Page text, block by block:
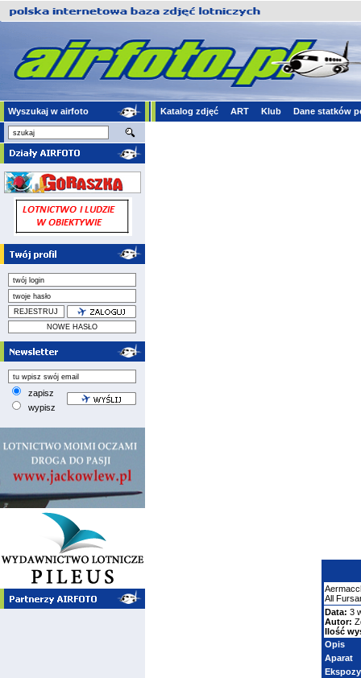
Wyszukaj w airfoto Katalog zdjęć ART Klub Dane statków
zapisz
wypisz
All
Data: 3
Autor:
Ilość
Opis
Aparat